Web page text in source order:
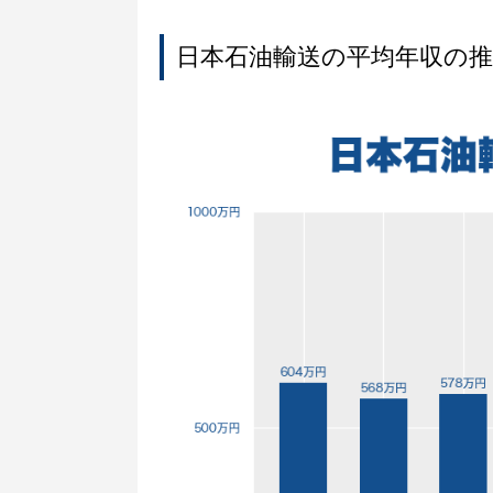
日本石油輸送の平均年収の